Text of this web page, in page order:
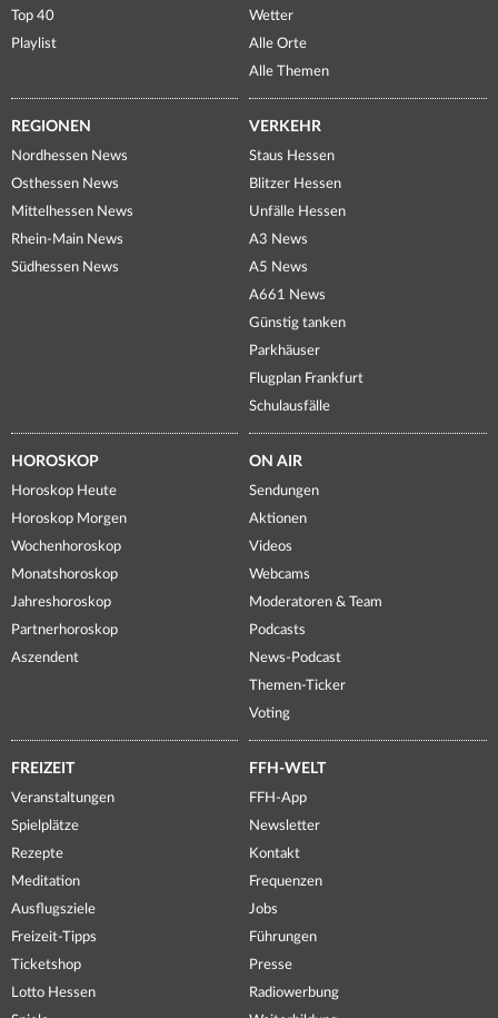
Top 40
Playlist
Wetter
Alle Orte
Alle Themen
REGIONEN
Nordhessen News
Osthessen News
Mittelhessen News
Rhein-Main News
Südhessen News
VERKEHR
Staus Hessen
Blitzer Hessen
Unfälle Hessen
A3 News
A5 News
A661 News
Günstig tanken
Parkhäuser
Flugplan Frankfurt
Schulausfälle
HOROSKOP
Horoskop Heute
Horoskop Morgen
Wochenhoroskop
Monatshoroskop
Jahreshoroskop
Partnerhoroskop
Aszendent
ON AIR
Sendungen
Aktionen
Videos
Webcams
Moderatoren & Team
Podcasts
News-Podcast
Themen-Ticker
Voting
FREIZEIT
Veranstaltungen
Spielplätze
Rezepte
Meditation
Ausflugsziele
Freizeit-Tipps
Ticketshop
Lotto Hessen
FFH-WELT
FFH-App
Newsletter
Kontakt
Frequenzen
Jobs
Führungen
Presse
Radiowerbung